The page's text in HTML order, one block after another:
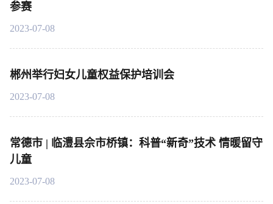
参赛
2023-07-08
郴州举行妇女儿童权益保护培训会
2023-07-08
常德市 | 临澧县佘市桥镇：科普“新奇”技术 情暖留守
儿童
2023-07-08